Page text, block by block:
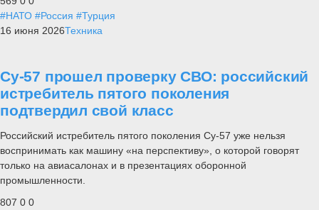
#НАТО #Россия #Турция
16 июня 2026Техника
Су-57 прошел проверку СВО: российский
истребитель пятого поколения
подтвердил свой класс
Российский истребитель пятого поколения Су-57 уже нельзя
воспринимать как машину «на перспективу», о которой говорят
только на авиасалонах и в презентациях оборонной
промышленности.
807 0 0